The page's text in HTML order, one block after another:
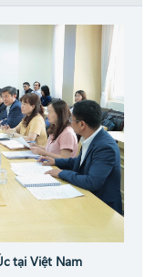
tại Việt Nam